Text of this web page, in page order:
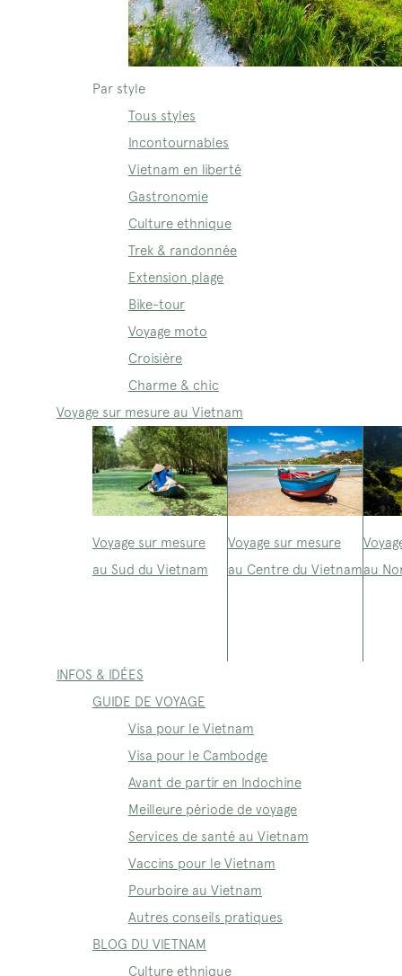
Par style
Tous styles
Incontournables
Vietnam en liberté
Gastronomie
Culture ethnique
Trek & randonnée
Extension plage
Bike-tour
Voyage moto
Croisière
Charme & chic
Voyage sur mesure au Vietnam
Voyage sur mesure
au Sud du Vietnam
Voyage sur mesure
au Centre du Vietnamau
INFOS & IDÉES
GUIDE DE VOYAGE
Visa pour le Vietnam
Visa pour le Cambodge
Avant de partir en Indochine
Meilleure période de voyage
Services de santé au Vietnam
Vaccins pour le Vietnam
Pourboire au Vietnam
Autres conseils pratiques
BLOG DU VIETNAM
Culture ethnique